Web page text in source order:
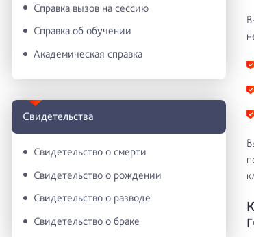
Справка вызов на сессию
Справка об обучении
Академическая справка
Свидетельства
Свидетельство о смерти
Свидетельство о рождении
Свидетельство о разводе
Свидетельство о браке